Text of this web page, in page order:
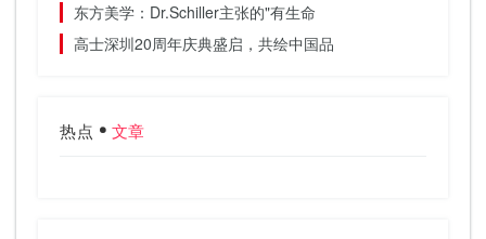
东方美学：Dr.Schiller主张的"有生命
高士深圳20周年庆典盛启，共绘中国品
热点 文章